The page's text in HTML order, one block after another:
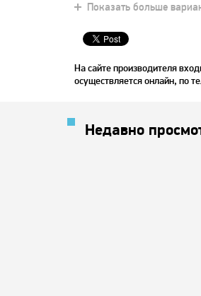
Коричневый
Красное дерево Орех светлый
Показать больше
На сайте производителя
осуществляется онлайн, по
Недавно